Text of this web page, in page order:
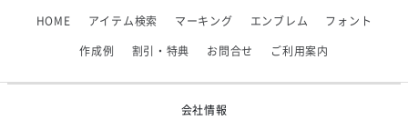
2026/06/09
【アシックス】一部商品「生地の在庫限り」廃盤のお知らせ
HOME アイテム検索 マーキング エンブレム フォント
作成例 割引・特典 お問合せ ご利用案内
会社情報